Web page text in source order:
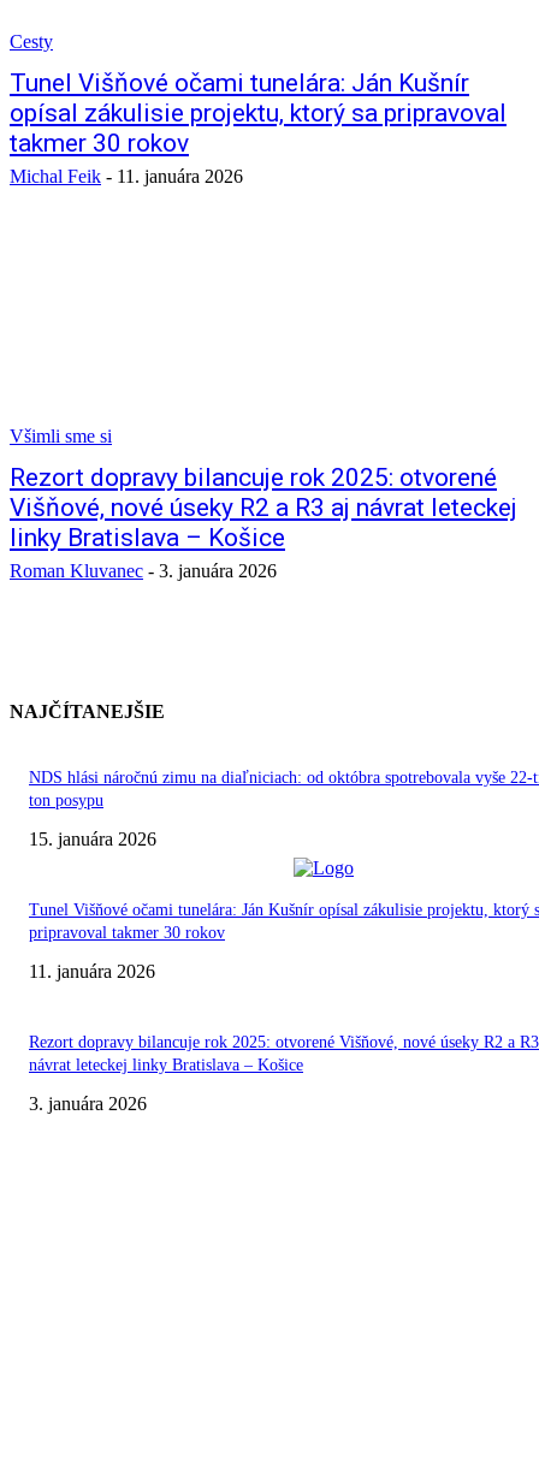
Cesty
Tunel Višňové očami tunelára: Ján Kušnír
opísal zákulisie projektu, ktorý sa pripravoval
takmer 30 rokov
Michal Feik - 11. januára 2026
Všimli sme si
Rezort dopravy bilancuje rok 2025: otvorené
Višňové, nové úseky R2 a R3 aj návrat leteckej
linky Bratislava – Košice
Roman Kluvanec - 3. januára 2026
NAJČÍTANEJŠIE
NDS hlási náročnú zimu na diaľniciach: od októbra spotrebovala vyše 22-
ton posypu
15. januára 2026
Tunel Višňové očami tunelára: Ján Kušnír opísal zákulisie projektu, ktorý
pripravoval takmer 30 rokov
11. januára 2026
Rezort dopravy bilancuje rok 2025: otvorené Višňové, nové úseky R2 a
návrat leteckej linky Bratislava – Košice
3. januára 2026